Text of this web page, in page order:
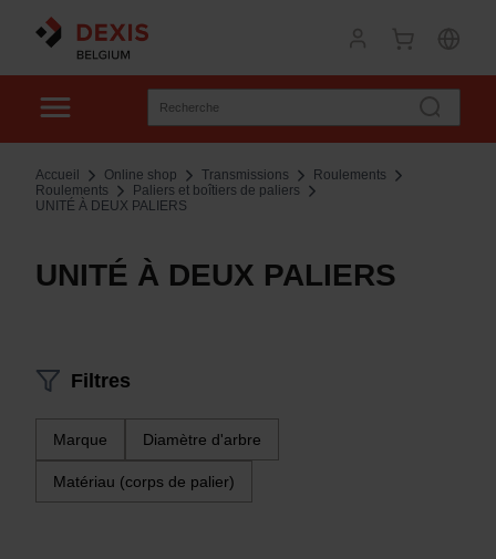
Accueil Online shop Transmissions
Roulements
Roulements
Paliers et boîtiers de paliers
UNITÉ À DEUX PALIERS
UNITÉ À DEUX PALIERS
Filtres
Marque Diamètre d'arbre
Matériau (corps de palier)